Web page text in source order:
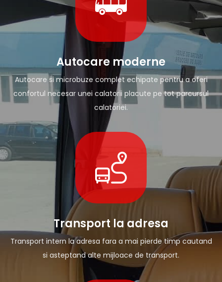
Autocare moderne
Autocare si microbuze complet echipate pentru a oferi
confortul necesar unei calatorii placute pe tot parcursul
calatoriei.
Transport la adresa
Transport intern la adresa fara a mai pierde timp cautand
si asteptand alte mijloace de transport.